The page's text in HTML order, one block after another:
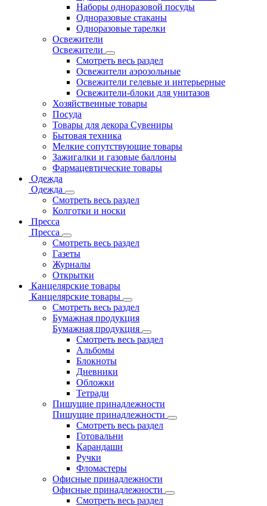
Наборы одноразовой посуды
Одноразовые стаканы
Одноразовые тарелки
Освежители
Освежители
Смотреть весь раздел
Освежители аэрозольные
Освежители гелевые и интерьерные
Освежители-блоки для унитазов
Хозяйственные товары
Посуда
Товары для декора Сувениры
Бытовая техника
Мелкие сопутствующие товары
Зажигалки и газовые баллоны
Фармацевтические товары
Одежда
Одежда
Смотреть весь раздел
Колготки и носки
Пресса
Пресса
Смотреть весь раздел
Газеты
Журналы
Открытки
Канцелярские товары
Канцелярские товары
Смотреть весь раздел
Бумажная продукция
Бумажная продукция
Смотреть весь раздел
Альбомы
Блокноты
Дневники
Обложки
Тетради
Пишущие принадлежности
Пишущие принадлежности
Смотреть весь раздел
Готовальни
Карандаши
Ручки
Фломастеры
Офисные принадлежности
Офисные принадлежности
Смотреть весь раздел